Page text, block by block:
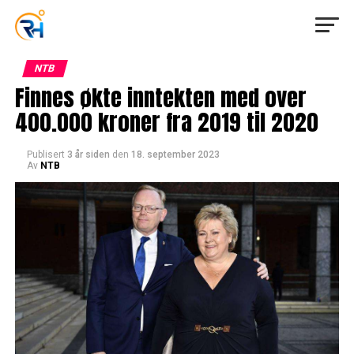
NTB
Finnes økte inntekten med over
400.000 kroner fra 2019 til 2020
Publisert 3 år siden den 18. september 2023
Av NTB